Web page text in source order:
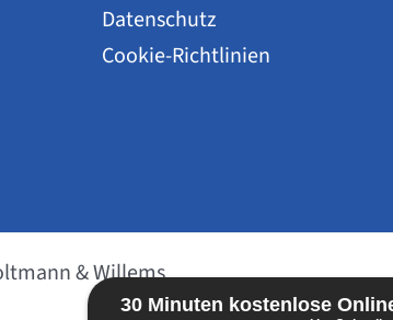
30 Minuten kostenlose
Datenschutz
Cookie-Richtlinien
& Willems